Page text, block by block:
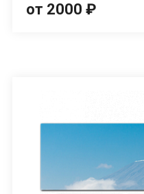
от 2000 ₽